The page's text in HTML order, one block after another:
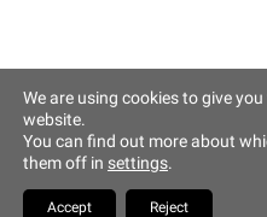
Copyrights Hotel Münchner
Hof
We are using cookies to give
website.
You can find out more about
them off in settings.
Accept Reject